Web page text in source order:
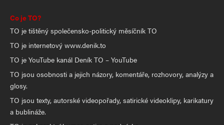
Co je TO?
TO je tištěný společensko-politický měsíčník TO
TO je internetový www.denik.to
TO je YouTube kanál Deník TO – YouTube
TO jsou osobnosti a jejich názory, komentáře, rozhovory, analýzy a
glosy.
TO jsou texty, autorské videopořady, satirické videoklipy, karikatury
a bublináže.